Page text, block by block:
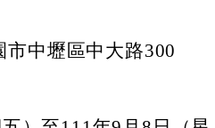
中壢區中大路300